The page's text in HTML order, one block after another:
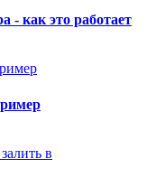
- как это работает